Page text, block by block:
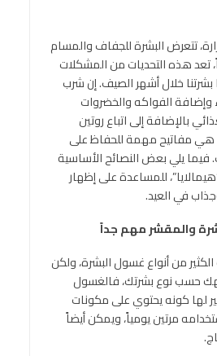
تتعرض البشرة للجفاف والمسام
تعد هذه التحديات من المشكلات
خلال أشهر الصيف. إن شرب
الفواكه والخضروات
بالإضافة إلى اتباع روتين
هي مفاتيح مهمة للحفاظ على
فيما يلي بعض النصائح الأساسية
للمساعدة على إظهار
في العيد.
والمقشر مهم جداً
من أنواع غسول البشرة، ولكن
حسب نوع بشرتك، فالغسول
لها كونه يحتوي على مكونات
مرتين يومياً، ويمكن أيضاً